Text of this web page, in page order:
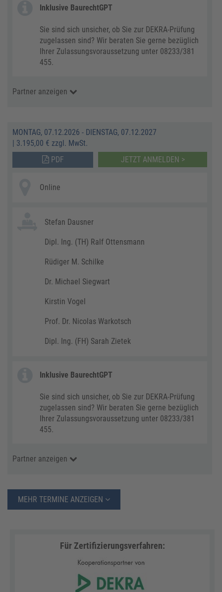
Inklusive BaurechtGPT
Sie sind sich unsicher, ob Sie zur DEKRA-Prüfung
zugelassen sind? Wir beraten Sie gerne bezüglich
Ihrer Zulassungsvoraussetzung unter 08233/381
455.
Partner anzeigen
MONTAG, 07.12.2026 - DIENSTAG, 07.12.2027
| 3.195,00 € zzgl. MwSt.
PDF
JETZT ANMELDEN >
Online
Stefan Dausner
Dipl. Ing. (TH) Ralf Ottensmann
Rüdiger M. Schilke
Dr. Michael Siegwart
Kirstin Vogel
Prof. Dr. Nicolas Warkotsch
Dipl. Ing. (FH) Sarah Zietek
Inklusive BaurechtGPT
Sie sind sich unsicher, ob Sie zur DEKRA-Prüfung
zugelassen sind? Wir beraten Sie gerne bezüglich
Ihrer Zulassungsvoraussetzung unter 08233/381
455.
Partner anzeigen
MEHR TERMINE ANZEIGEN
Für Zertifizierungsverfahren: